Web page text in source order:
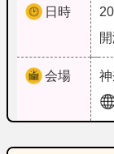
日時
会場